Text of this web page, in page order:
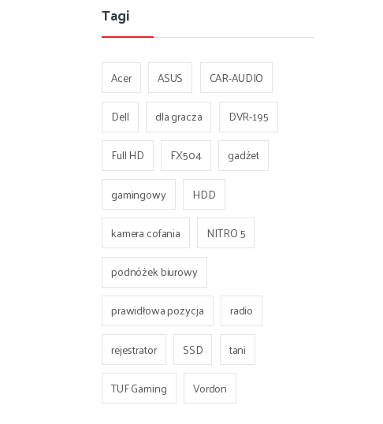
Tagi
Acer ASUS
CAR-AUDIO
Dell
dla gracza
DVR-195
Full HD
FX504
gadżet
gamingowy
HDD
kamera cofania
NITRO 5
podnóżek biurowy
prawidłowa pozycja
radio
rejestrator
SSD
tani
TUF Gaming
Vordon